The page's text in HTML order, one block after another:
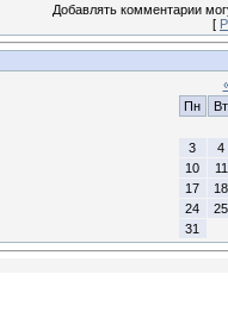
Добавлять комментарии
[
Пн
Вт
3
4
10
11
17
18
24
25
31